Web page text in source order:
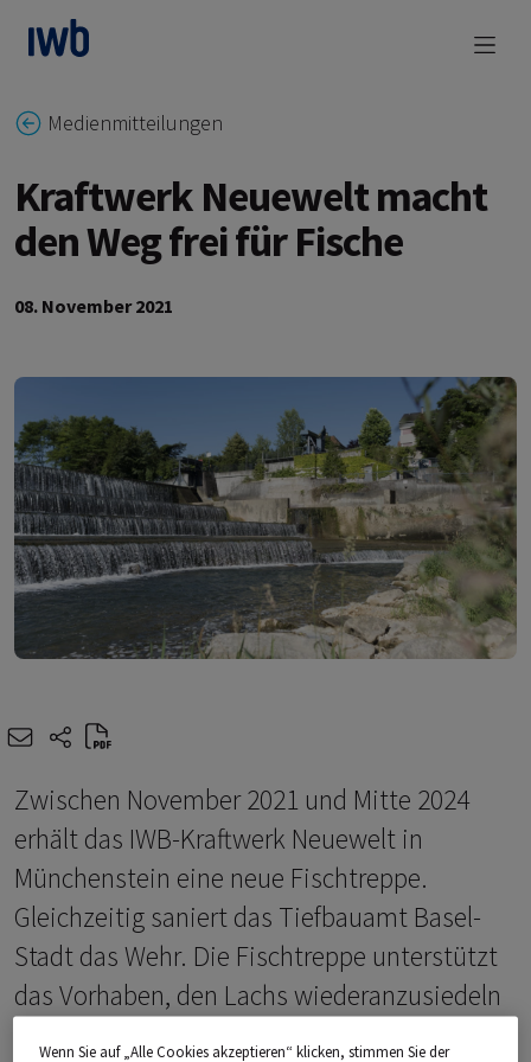
zum Main Content
Medienmitteilungen
Kraftwerk Neuewelt macht
den Weg frei für Fische
08. November 2021
e-mailshare-icons
Zwischen November 2021 und Mitte 2024
erhält das IWB-Kraftwerk Neuewelt in
Münchenstein eine neue Fischtreppe.
Gleichzeitig saniert das Tiefbauamt Basel-
Stadt das Wehr. Die Fischtreppe unterstützt
das Vorhaben, den Lachs wiederanzusiedeln
Wenn Sie auf „Alle Cookies akzeptieren“ klicken, stimmen Sie der